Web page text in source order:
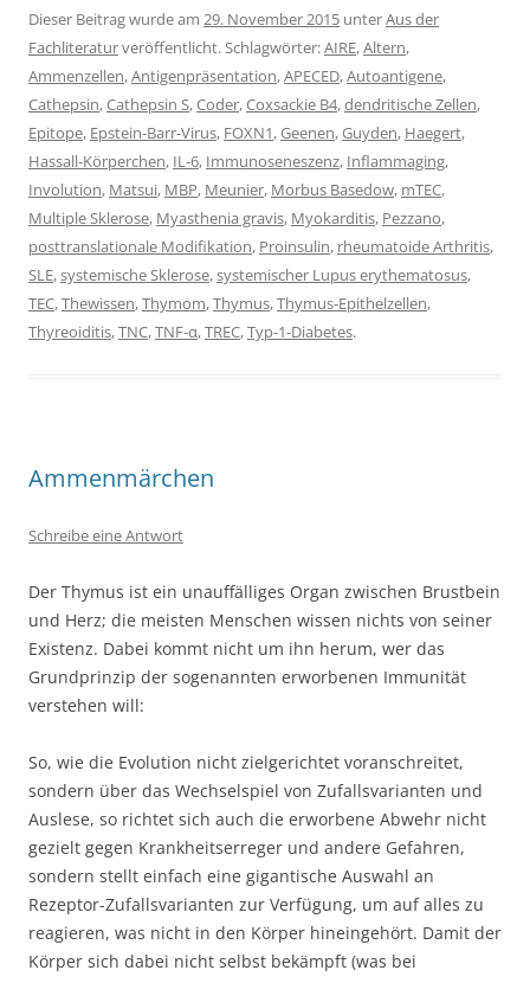
Dieser Beitrag wurde am 29. November 2015 unterAus der
Fachliteraturveröffentlicht. Schlagwörter:AIRE,Altern,
Ammenzellen,Antigenpräsentation,APECED,Autoantigene,
Cathepsin,Cathepsin S,Coder,Coxsackie B4,dendritische Zellen,
Epitope, Epstein-Barr-Virus, FOXN1,Geenen,Guyden, Haegert,
Hassall-Körperchen, IL-6, Immunoseneszenz, Inflammaging,
Involution, Matsui, MBP, Meunier, Morbus Basedow, mTEC,
Multiple Sklerose, Myasthenia gravis, Myokarditis, Pezzano,
posttranslationale Modifikation, Proinsulin, rheumatoide Arthritis,
SLE,systemische Sklerose,systemischer Lupus erythematosus,
TEC,Thewissen,Thymom,Thymus,Thymus-Epithelzellen,
Thyreoiditis,TNC,TNF-α,TREC,Typ-1-Diabetes.
Ammenmärchen
Schreibe eine Antwort
Der Thymus ist ein unauffälliges Organ zwischen Brustbein
und Herz; die meisten Menschen wissen nichts von seiner
Existenz. Dabei kommt nicht um ihn herum, wer das
Grundprinzip der sogenannten erworbenen Immunität
verstehen will:
So, wie die Evolution nicht zielgerichtet voranschreitet,
sondern über das Wechselspiel von Zufallsvarianten und
Auslese, so richtet sich auch die erworbene Abwehr nicht
gezielt gegen Krankheitserreger und andere Gefahren,
sondern stellt einfach eine gigantische Auswahl an
Rezeptor-Zufallsvarianten zur Verfügung, um auf alles zu
reagieren, was nicht in den Körper hineingehört. Damit der
Körper sich dabei nicht selbst bekämpft (was bei